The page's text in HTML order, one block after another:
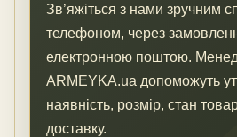
Зв’яжіться з нами зручним
телефоном, через
електронною поштою.
ARMEYKA.ua допоможуть
наявність, розмір, стан
доставку.